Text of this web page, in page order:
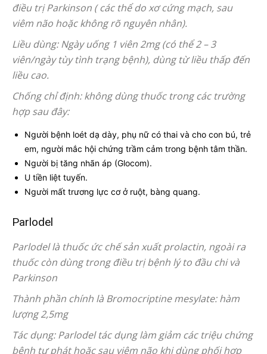
điều trị Parkinson ( các thể do xơ cứng mạch, sau
viêm não hoặc không rõ nguyên nhân).
Liều dùng: Ngày uống 1 viên 2mg (có thể 2 – 3
viên/ngày tùy tình trạng bệnh), dùng từ liều thấp đến
liều cao.
Chống chỉ định: không dùng thuốc trong các trường
hợp sau đây:
Người bệnh loét dạ dày, phụ nữ có thai và cho con bú, trẻ
em, người mắc hội chứng trầm cảm trong bệnh tâm thần.
Người bị tăng nhãn áp (Glocom).
U tiền liệt tuyến.
Người mất trương lực cơ ở ruột, bàng quang.
Parlodel
Parlodel là thuốc ức chế sản xuất prolactin, ngoài ra
thuốc còn dùng trong điều trị bệnh lý to đầu chi và
Parkinson
Thành phần chính là Bromocriptine mesylate: hàm
lượng 2,5mg
Tác dụng: Parlodel tác dụng làm giảm các triệu chứng
bệnh tự phát hoặc sau viêm não khi dùng phối hợp